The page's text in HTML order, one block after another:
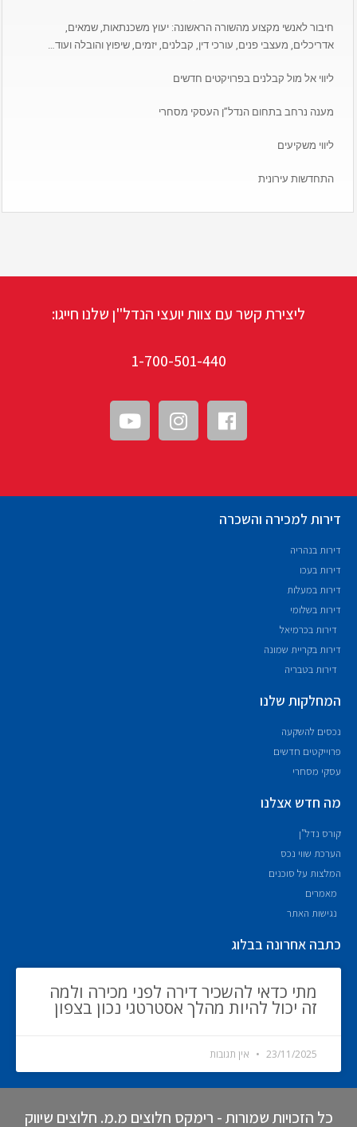
חיבור לאנשי מקצוע מהשורה הראשונה: יעוץ משכנתאות, שמאים,
אדריכלים, מעצבי פנים, עורכי דין, קבלנים, יזמים, שיפוץ והובלה ועוד…
ליווי אל מול קבלנים בפרויקטים חדשים
מענה נרחב בתחום הנדל”ן העסקי מסחרי
ליווי משקיעים
התחדשות עירונית
ליצירת קשר עם צוות יועצי הנדל"ן שלנו חייגו:
1-700-501-440
דירות למכירה והשכרה
דירות בנהריה
דירות בעכו
דירות במעלות
דירות בשלומי
דירות בכרמיאל
דירות בקריית שמונה
דירות בטבריה
המחלקות שלנו
נכסים להשקעה
פרוייקטים חדשים
עסקי מסחרי
מה חדש אצלנו
קורס נדל"ן
הערכת שווי נכס
המלצות על סוכנים
מאמרים
נגישות האתר
כתבה אחרונה בבלוג
מתי כדאי להשכיר דירה לפני מכירה ולמה
זה יכול להיות מהלך אסטרטגי נכון בצפון
23/11/2025 אין תגובות
כל הזכויות שמורות - רימקס חלוצים מ.מ. חלוצים שיווק